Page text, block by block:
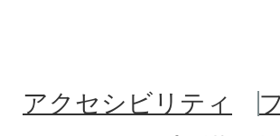
アクセシビリティ